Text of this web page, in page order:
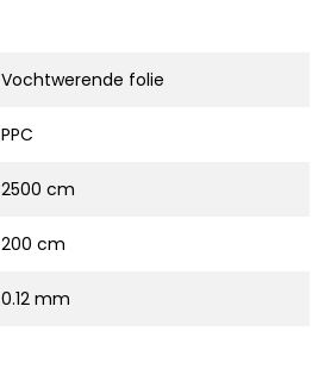
Vochtwerende folie
PPC
2500 cm
200 cm
0.12 mm